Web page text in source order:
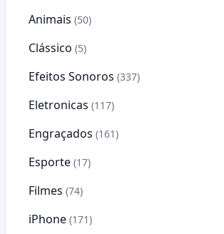
Animais (50)
Clássico (5)
Efeitos Sonoros (337)
Eletronicas (117)
Engraçados (161)
Esporte (17)
Filmes (74)
iPhone (171)